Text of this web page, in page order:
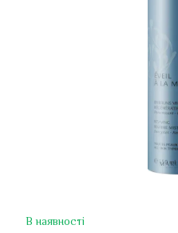
В наявності